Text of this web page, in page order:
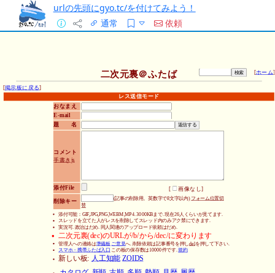
urlの先頭にgyo.tc/を付けてみよう！
通常
依頼